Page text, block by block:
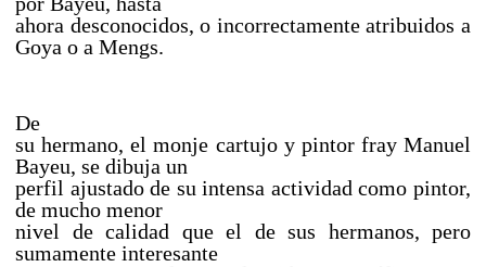
ahora desconocidos, o incorrectamente atribuidos a
Goya o a Mengs.
De
su hermano, el monje cartujo y pintor fray Manuel
Bayeu, se dibuja un
perfil ajustado de su intensa actividad como pintor,
de mucho menor
nivel de calidad que el de sus hermanos, pero
sumamente interesante